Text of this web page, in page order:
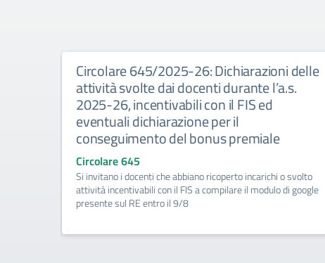
Circolare 645/2025-26: Dichiarazioni delle
attività svolte dai docenti durante l’a.s.
2025-26, incentivabili con il FIS ed
eventuali dichiarazione per il
conseguimento del bonus premiale
Circolare 645
Si invitano i docenti che abbiano ricoperto incarichi o svolto
attività incentivabili con il FIS a compilare il modulo di google
presente sul RE entro il 9/8